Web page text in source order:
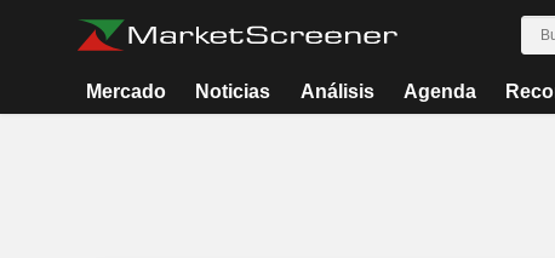
Mercado Noticias Análisis Agenda